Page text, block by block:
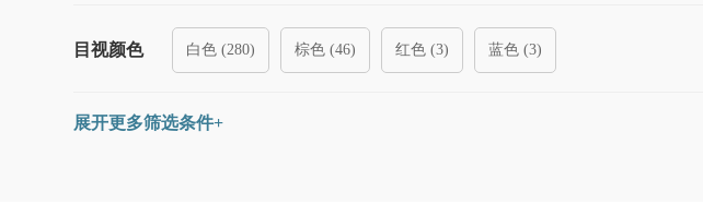
深红色(Em:680±20 nm) (17) 全光谱荧光(Em:450-800 nm) (
目视颜色 白色 (280) 棕色 (46) 红色 (3) 蓝色 (3)
孔结构 无孔 (
展开更多筛选条件+